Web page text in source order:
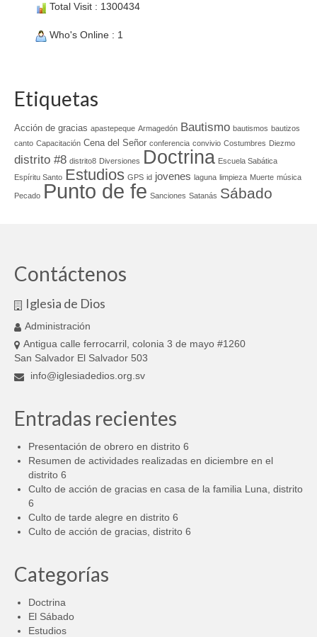
Total Visit : 1300434
Who's Online : 1
Etiquetas
Acción de gracias apastepeque Armagedón Bautismo bautismos bautizos
canto Capacitación Cena del Señor conferencia convivio Costumbres Diezmo
distrito #8 distrito8 Diversiones Doctrina Escuela Sabática
Espíritu Santo Estudios GPS id jovenes laguna limpieza Muerte música
Pecado Punto de fe Sanciones Satanás Sábado
Contáctenos
Iglesia de Dios
Administración
Antigua calle ferrocarril, colonia 3 de mayo #1260
San Salvador El Salvador 503
info@iglesiadedios.org.sv
Entradas recientes
Presentación de obrero en distrito 6
Resumen de actividades realizadas en diciembre en el
distrito 6
Culto de acción de gracias en casa de la familia Luna, distrito
6
Culto de tarde alegre en distrito 6
Culto de acción de gracias, distrito 6
Categorías
Doctrina
El Sábado
Estudios